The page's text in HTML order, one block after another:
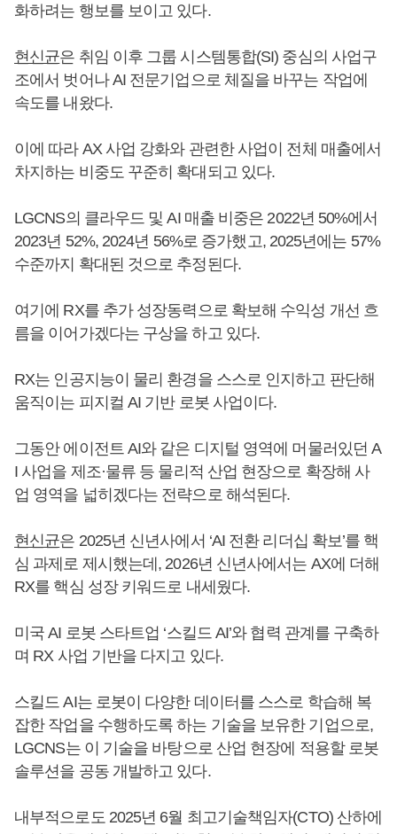
화하려는 행보를 보이고 있다.
현신균은 취임 이후 그룹 시스템통합(SI) 중심의 사업구
조에서 벗어나 AI 전문기업으로 체질을 바꾸는 작업에
속도를 내왔다.
이에 따라 AX 사업 강화와 관련한 사업이 전체 매출에서
차지하는 비중도 꾸준히 확대되고 있다.
LGCNS의 클라우드 및 AI 매출 비중은 2022년 50%에서
2023년 52%, 2024년 56%로 증가했고, 2025년에는 57%
수준까지 확대된 것으로 추정된다.
여기에 RX를 추가 성장동력으로 확보해 수익성 개선 흐
름을 이어가겠다는 구상을 하고 있다.
RX는 인공지능이 물리 환경을 스스로 인지하고 판단해
움직이는 피지컬 AI 기반 로봇 사업이다.
그동안 에이전트 AI와 같은 디지털 영역에 머물러있던 A
I 사업을 제조·물류 등 물리적 산업 현장으로 확장해 사
업 영역을 넓히겠다는 전략으로 해석된다.
현신균은 2025년 신년사에서 ‘AI 전환 리더십 확보’를 핵
심 과제로 제시했는데, 2026년 신년사에서는 AX에 더해
RX를 핵심 성장 키워드로 내세웠다.
미국 AI 로봇 스타트업 ‘스킬드 AI’와 협력 관계를 구축하
며 RX 사업 기반을 다지고 있다.
스킬드 AI는 로봇이 다양한 데이터를 스스로 학습해 복
잡한 작업을 수행하도록 하는 기술을 보유한 기업으로,
LGCNS는 이 기술을 바탕으로 산업 현장에 적용할 로봇
솔루션을 공동 개발하고 있다.
내부적으로도 2025년 6월 최고기술책임자(CTO) 산하에